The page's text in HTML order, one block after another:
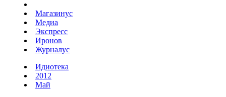
Магазинус
Медиа
Экспресс
Иронов
Журналус
Идиотека
2012
Май